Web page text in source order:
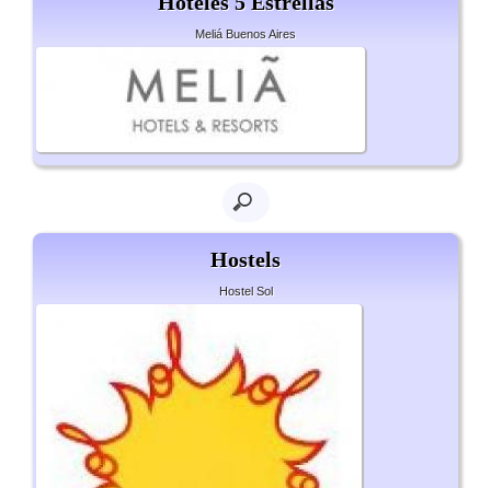
Meliá Buenos Aires
Hostels
Hostel Sol